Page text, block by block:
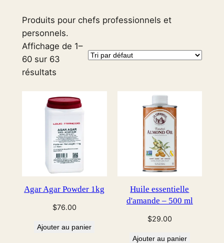
Produits pour chefs professionnels et
personnels.
Affichage de 1–
60 sur 63
résultats
Agar Agar Powder 1kg
$76.00
Ajouter au panier
Huile essentielle
d'amande – 500 ml
$29.00
Ajouter au panier